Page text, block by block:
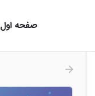
صفحه اول